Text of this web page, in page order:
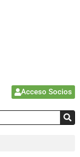
Acceso Socios